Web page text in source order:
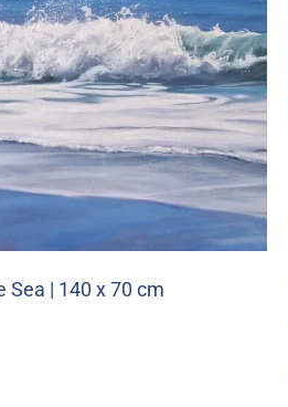
Sea | 140 x 70 cm